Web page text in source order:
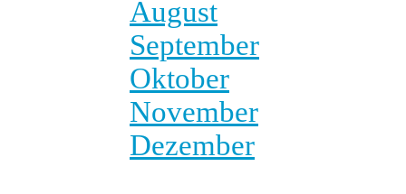
August
September
Oktober
November
Dezember